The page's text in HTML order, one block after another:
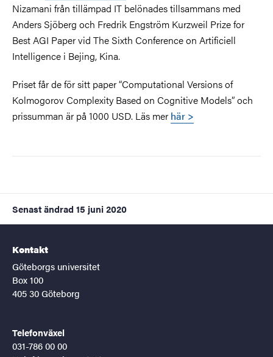
Nizamani från tillämpad IT belönades tillsammans med
Anders Sjöberg och Fredrik Engström Kurzweil Prize for
Best AGI Paper vid The Sixth Conference on Artificiell
Intelligence i Bejing, Kina.
Priset får de för sitt paper “Computational Versions of
Kolmogorov Complexity Based on Cognitive Models” och
prissumman är på 1000 USD. Läs mer här >
Senast ändrad 15 juni 2020
Kontakt
Göteborgs universitet
Box 100
405 30 Göteborg
Telefonväxel
031-786 00 00